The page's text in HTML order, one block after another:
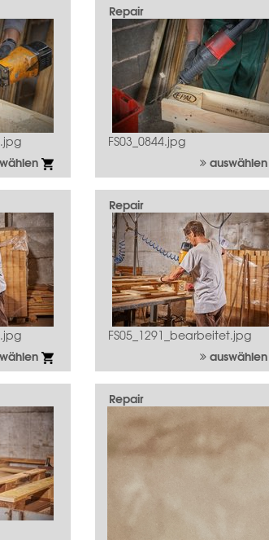
Repair
FS03_0844.jpg
Repair
FS05_1291_bearbeitet.jpg
Repair